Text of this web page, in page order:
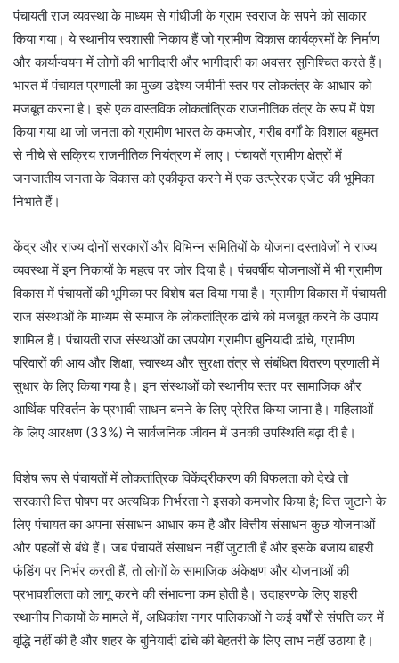
पंचायती राज व्यवस्था के माध्यम से गांधीजी के ग्राम स्वराज के सपने को साकार
किया गया। ये स्थानीय स्वशासी निकाय हैं जो ग्रामीण विकास कार्यक्रमों के निर्माण
और कार्यान्वयन में लोगों की भागीदारी और भागीदारी का अवसर सुनिश्चित करते हैं।
भारत में पंचायत प्रणाली का मुख्य उद्देश्य जमीनी स्तर पर लोकतंत्र के आधार को
मजबूत करना है। इसे एक वास्तविक लोकतांत्रिक राजनीतिक तंत्र के रूप में पेश
किया गया था जो जनता को ग्रामीण भारत के कमजोर, गरीब वर्गों के विशाल बहुमत
से नीचे से सक्रिय राजनीतिक नियंत्रण में लाए। पंचायतें ग्रामीण क्षेत्रों में
जनजातीय जनता के विकास को एकीकृत करने में एक उत्प्रेरक एजेंट की भूमिका
निभाते हैं।
केंद्र और राज्य दोनों सरकारों और विभिन्न समितियों के योजना दस्तावेजों ने राज्य
व्यवस्था में इन निकायों के महत्व पर जोर दिया है। पंचवर्षीय योजनाओं में भी ग्रामीण
विकास में पंचायतों की भूमिका पर विशेष बल दिया गया है। ग्रामीण विकास में पंचायती
राज संस्थाओं के माध्यम से समाज के लोकतांत्रिक ढांचे को मजबूत करने के उपाय
शामिल हैं। पंचायती राज संस्थाओं का उपयोग ग्रामीण बुनियादी ढांचे, ग्रामीण
परिवारों की आय और शिक्षा, स्वास्थ्य और सुरक्षा तंत्र से संबंधित वितरण प्रणाली में
सुधार के लिए किया गया है। इन संस्थाओं को स्थानीय स्तर पर सामाजिक और
आर्थिक परिवर्तन के प्रभावी साधन बनने के लिए प्रेरित किया जाना है। महिलाओं
के लिए आरक्षण (33%) ने सार्वजनिक जीवन में उनकी उपस्थिति बढ़ा दी है।
विशेष रूप से पंचायतों में लोकतांत्रिक विकेंद्रीकरण की विफलता को देखे तो
सरकारी वित्त पोषण पर अत्यधिक निर्भरता ने इसको कमजोर किया है; वित्त जुटाने के
लिए पंचायत का अपना संसाधन आधार कम है और वित्तीय संसाधन कुछ योजनाओं
और पहलों से बंधे हैं। जब पंचायतें संसाधन नहीं जुटाती हैं और इसके बजाय बाहरी
फंडिंग पर निर्भर करती हैं, तो लोगों के सामाजिक अंकेक्षण और योजनाओं की
प्रभावशीलता को लागू करने की संभावना कम होती है। उदाहरणके लिए शहरी
स्थानीय निकायों के मामले में, अधिकांश नगर पालिकाओं ने कई वर्षों से संपत्ति कर में
वृद्धि नहीं की है और शहर के बुनियादी ढांचे की बेहतरी के लिए लाभ नहीं उठाया है।